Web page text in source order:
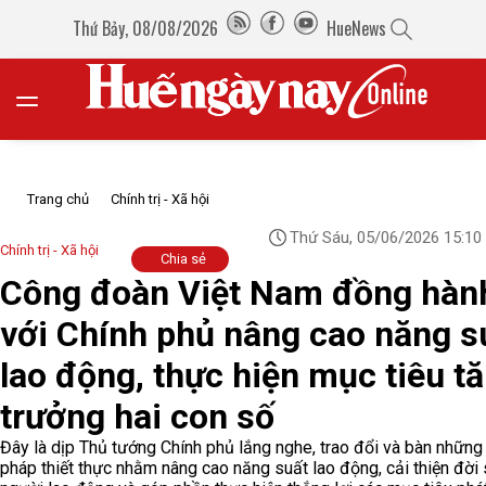
Thứ Bảy, 08/08/2026 HueNews
Trang chủ Chính trị - Xã hội
Chính trị - Xã hội
Thứ Sáu, 05/06/2026 15:10
Chia sẻ
Công đoàn Việt Nam đồng
với Chính phủ nâng cao năng
lao động, thực hiện mục tiêu
trưởng hai con số
Đây là dịp Thủ tướng Chính phủ lắng nghe, trao đổi và bàn
pháp thiết thực nhằm nâng cao năng suất lao động, cải thiện đời